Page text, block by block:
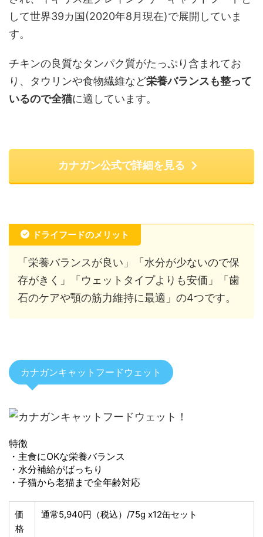
して世界39カ国(2020年8月現在)で展開していま
す。
チキンの良質なタンパク質がたっぷり含まれてお
り、タウリンや食物繊維など栄養バランスも整って
いるので全猫に適しています。
カナガン公式で詳細を見る
ドライフードのメリット
「栄養バランスが良い」「水分が少ないので保
存がきく」「ウェットタイプよりも安価」「歯
石のケアや顎の筋力維持に最適」の4つです。
カナガンキャットフードウェット
特徴
・主食にOKな栄養バランス
・水分補給がばっちり
・子猫から老猫まで全年齢対応
価
格
通常5,940円（税込）/75g x12缶セット